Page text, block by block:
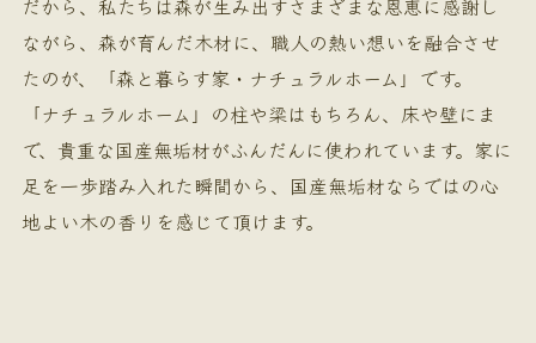
ながら、森が育んだ木材に、職人の熱い想いを融合させ
たのが、「森と暮らす家・ナチュラルホーム」です。
「ナチュラルホーム」の柱や梁はもちろん、床や壁にま
で、貴重な国産無垢材がふんだんに使われています。家に
足を一歩踏み入れた瞬間から、国産無垢材ならではの心
地よい木の香りを感じて頂けます。